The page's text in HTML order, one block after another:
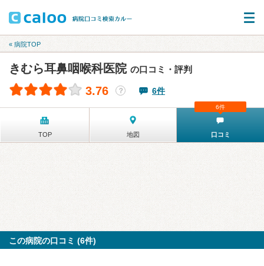
« 病院TOP
きむら耳鼻咽喉科医院 の口コミ・評判
3.76 ？ 6件
TOP 地図 口コミ
6件
この病院の口コミ (6件)